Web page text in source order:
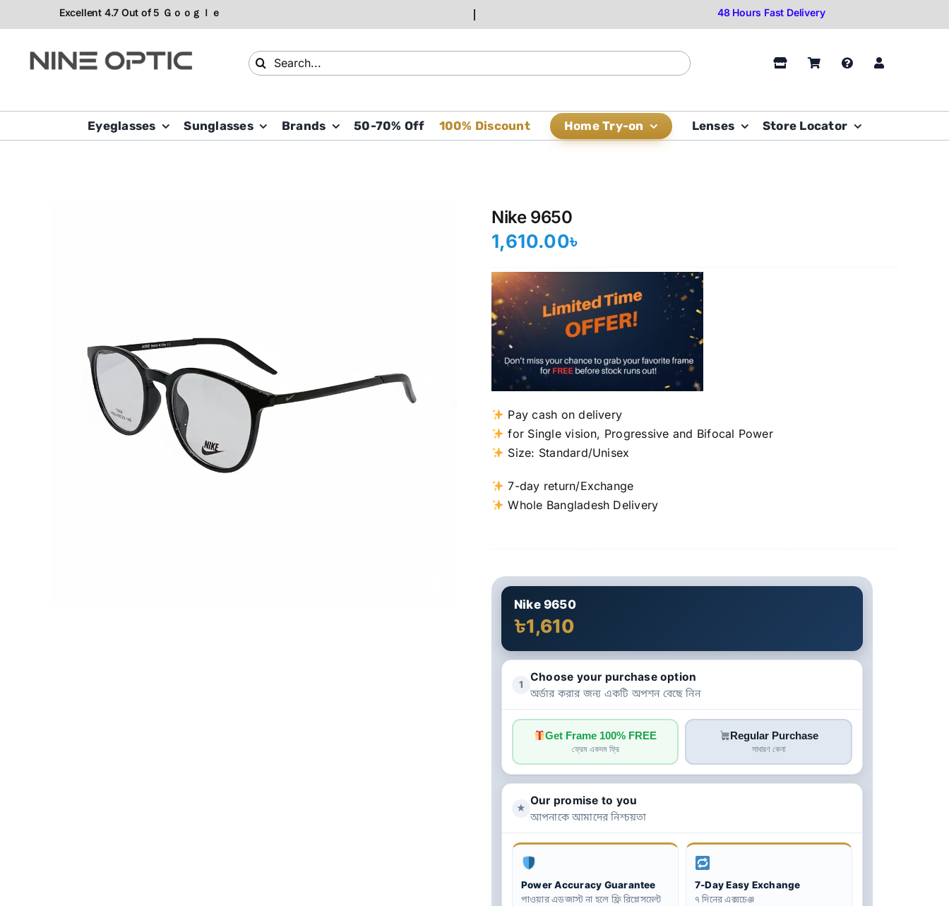
to
Search
for:
Eyeglasses Sunglasses Brands 50-70% Off 100% Discount Home Try-on Lenses Store Locator
Nike 9650
1,610.00৳
Pay cash on delivery
for Single vision, Progressive and Bifocal Power
Size: Standard/Unisex
7-day return/Exchange
Whole Bangladesh Delivery
Nike 9650
৳1,610
1
Choose your purchase option
অর্ডার করার জন্য একটি অপশন বেছে নিন
Get Frame 100% FREE
ফ্রেম একদম ফ্রি
Regular Purchase
সাধারণ কেনা
★
Our promise to you
আপনাকে আমাদের নিশ্চয়তা
Power Accuracy Guarantee
পাওয়ার এডজাস্ট না হলে ফ্রি রিপ্লেসমেন্ট
7-Day Easy Exchange
৭ দিনের এক্সচেঞ্জ